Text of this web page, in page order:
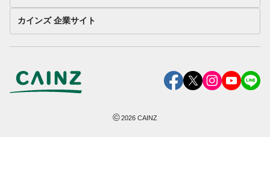
カインズ 企業サイト
©2026 CAINZ